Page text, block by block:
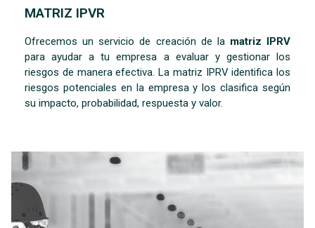
MATRIZ IPVR
Ofrecemos un servicio de creación de la matriz IPRV
para ayudar a tu empresa a evaluar y gestionar los
riesgos de manera efectiva. La matriz IPRV identifica los
riesgos potenciales en la empresa y los clasifica según
su impacto, probabilidad, respuesta y valor.